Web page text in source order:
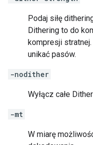
Podaj siłę
Dithering to do
kompresji
unikać pasów.
-nodither
Wyłącz całe
-mt
W miarę